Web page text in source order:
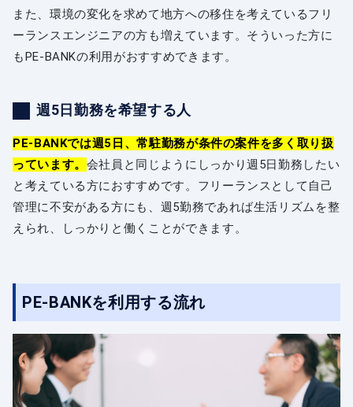
また、環境の変化を求めて地方への移住を考えているフリ
ーランスエンジニアの方も増えています。そういった方に
もPE-BANKの利用がおすすめできます。
週5日勤務を希望する人
PE-BANKでは週5日、常駐勤務が条件の案件を多く取り扱
っています。 会社員と同じようにしっかり週5日勤務したい
と考えている方におすすめです。フリーランスとして自己
管理に不安がある方にも、週5勤務であれば生活リズムを整
えられ、しっかりと働くことができます。
PE-BANKを利用する流れ